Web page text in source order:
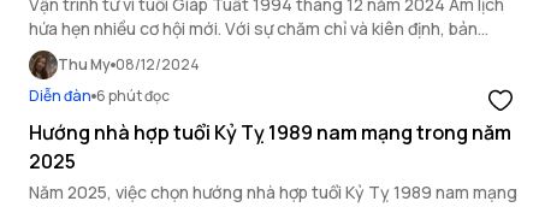
hứa hẹn nhiều cơ hội mới. Với sự chăm chỉ và kiên định, bản
mệnh có thể đón nhận những thay đổi tích cực trong cả công
việc lẫn tình duyên.
Thu My 08/12/2024
Diễn đàn 6 phút đọc
Hướng nhà hợp tuổi Kỷ Tỵ 1989 nam mạng trong năm
2025
Năm 2025, việc chọn hướng nhà hợp tuổi Kỷ Tỵ 1989 nam mạng